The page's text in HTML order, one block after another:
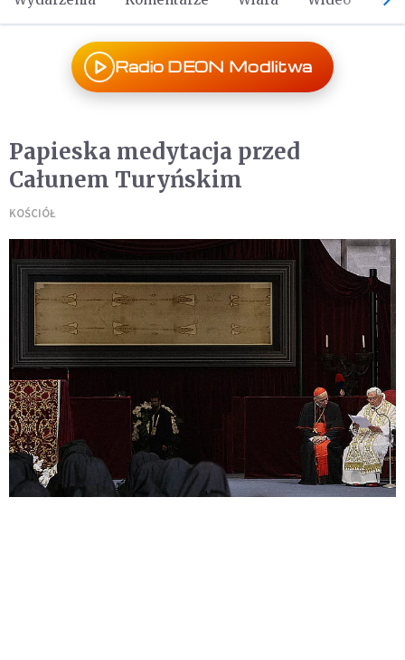
Radio DEON Modlitwa
Papieska medytacja przed
Całunem Turyńskim
KOŚCIÓŁ